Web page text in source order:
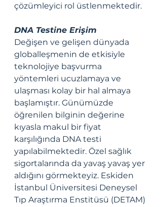
çözümleyici rol üstlenmektedir.
DNA Testine Erişim
Değişen ve gelişen dünyada
globalleşmenin de etkisiyle
teknolojiye başvurma
yöntemleri ucuzlamaya ve
ulaşması kolay bir hal almaya
başlamıştır. Günümüzde
öğrenilen bilginin değerine
kıyasla makul bir fiyat
karşılığında DNA testi
yapılabilmektedir. Özel sağlık
sigortalarında da yavaş yavaş yer
aldığını görmekteyiz. Eskiden
İstanbul Üniversitesi Deneysel
Tıp Araştırma Enstitüsü (DETAM)